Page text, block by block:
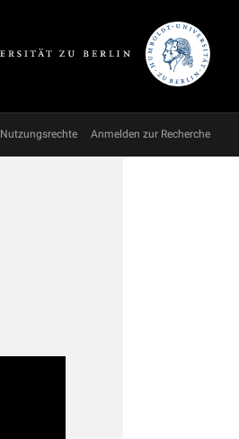
Nutzungsrechte Anmelden zur Recherche